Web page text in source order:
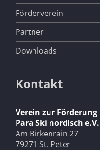
Förderverein
Partner
Downloads
Kontakt
Verein zur Förderung
Para Ski nordisch e.V.
Am Birkenrain 27
79271 St. Peter